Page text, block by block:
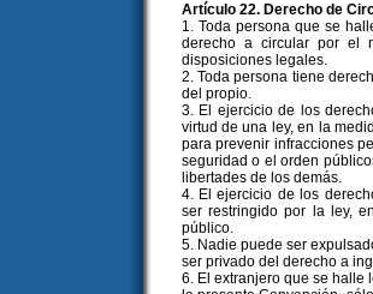
Artículo 22. Derecho de
1. Toda persona que se
derecho a circular por el
disposiciones legales.
2. Toda persona tiene
del propio.
3. El ejercicio de los
virtud de una ley, en la
para prevenir infracciones
seguridad o el orden
libertades de los demás.
4. El ejercicio de los
ser restringido por la ley,
público.
5. Nadie puede ser
ser privado del derecho a
6. El extranjero que se halle